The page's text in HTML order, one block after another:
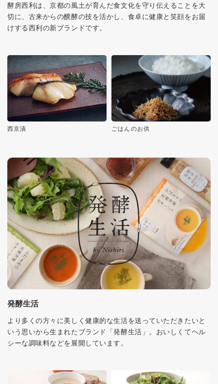
酵房西利は、京都の風土が育んだ食文化を守り伝えることを大
切に、古来からの醗酵の技を活かし、食卓に健康と笑顔をお届
けする西利の新ブランドです。
西京漬 ごはんのお供
発酵生活
より多くの方々に美しく健康的な生活を送っていただきたいと
いう思いから生まれたブランド「発酵生活」。おいしくてヘル
シーな調味料などを展開しています。